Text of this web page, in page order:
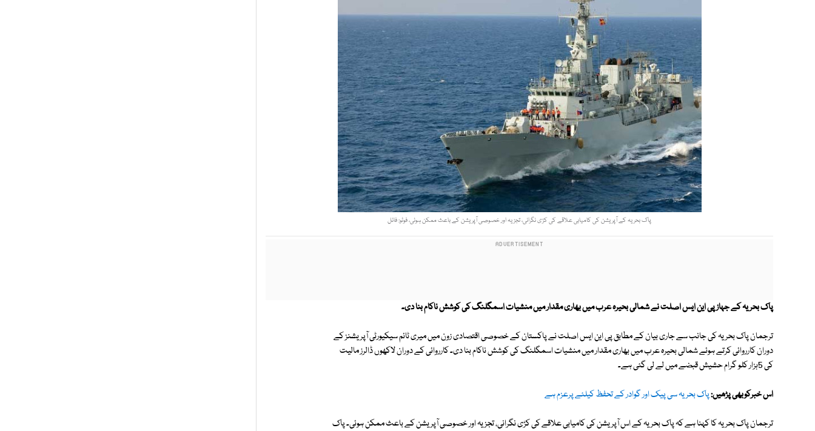
پاک بحریہ کے آپریشن کی کامیابی علاقے کی کڑی نگرانی، تجزیہ اور خصوصی آپریشن کے باعث ممکن ہوئی، فوٹو: فائل
پاک بحریہ کے جہاز پی این ایس اصلت نے شمالی بحیرہ عرب میں بھاری مقدار میں منشیات اسمگلنگ کی کوشش ناکام بنا دی۔
ترجمان پاک بحریہ کی جانب سے جاری بیان کے مطابق پی این ایس اصلت نے پاکستان کے خصوصی اقتصادی زون میں میری ٹائم سیکیورٹی آپریشنز کے
دوران کارروائی کرتے ہوئے شمالی بحیرہ عرب میں بھاری مقدار میں منشیات اسمگلنگ کی کوشش ناکام بنا دی۔ کارروائی کے دوران لاکھوں ڈالرز مالیت
کی 5ہزار کلو گرام حشیش قبضے میں لے لی گئی ہے۔
اس خبرکوبھی پڑھیں:پاک بحریہ سی پیک اور گوادر کے تحفظ کیلئے پرعزم ہے
ترجمان پاک بحریہ کا کہنا ہے کہ پاک بحریہ کے اس آپریشن کی کامیابی علاقے کی کڑی نگرانی، تجزیہ اور خصوصی آپریشن کے باعث ممکن ہوئی۔ پاک